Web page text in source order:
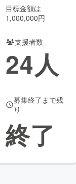
コミュニティ
目標金額は
1,000,000円
支援者数
24人
募集終了まで残
り
終了